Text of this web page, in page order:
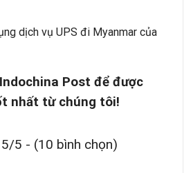
dịch vụ UPS đi Myanmar của
Post để được
nhất từ chúng tôi!
5/5 - (10 bình chọn)